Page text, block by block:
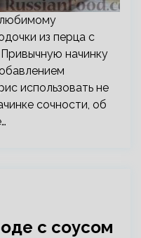
любимому
из перца с
начинку
использовать не
сочности, об
с соусом